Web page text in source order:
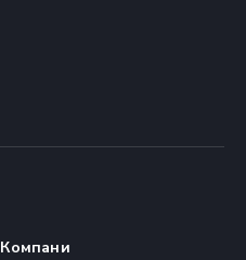
Компани